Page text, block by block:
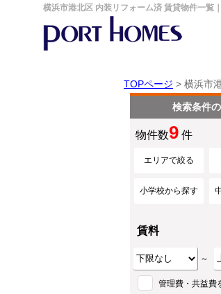
横浜市港北区 内装リフォーム済 賃貸物件一覧
TOPページ > 横浜市
検索条件
物件数9 件
エリアで絞る
小学校から探す
賃料
～
管理費・共益費